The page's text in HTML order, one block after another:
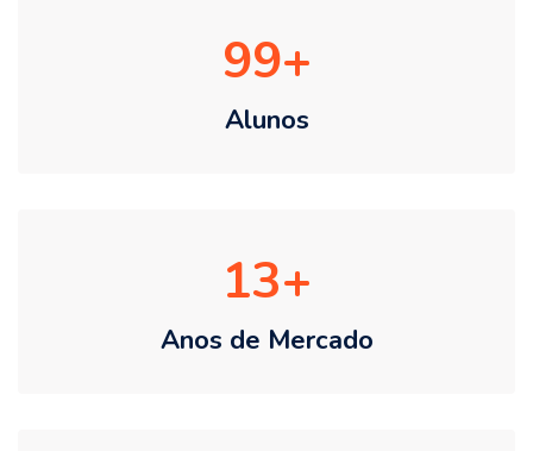
99
Alunos
13
Anos de Mercado